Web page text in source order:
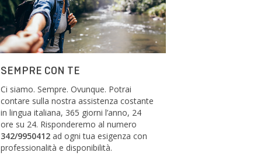
SEMPRE CON TE
Ci siamo. Sempre. Ovunque. Potrai
contare sulla nostra assistenza costante
in lingua italiana, 365 giorni l’anno, 24
ore su 24. Risponderemo al numero
342/9950412 ad ogni tua esigenza con
professionalità e disponibilità.